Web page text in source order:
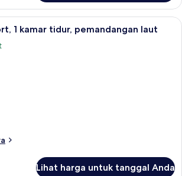
Apartemen Comfort, 1 kamar tidur,
1 kamar tidur, pemandangan laut
Lihat harga untuk tanggal Anda